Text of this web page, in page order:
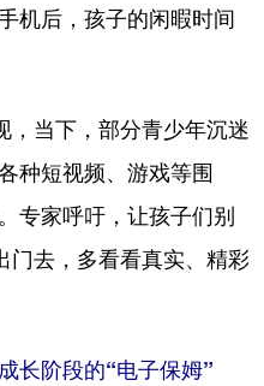
银龄 溯源中国
亚太网 上市公司
河北 山西
机后，孩子的闲暇时间
当下，部分青少年沉迷
种短视频、游戏等围
专家呼吁，让孩子们别
门去，多看看真实、精彩
长阶段的“电子保姆”